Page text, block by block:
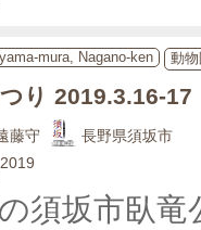
mura, Nagano-ken 動
り 2019.3.16-17
藤守
長野県須坂市
須坂市臥